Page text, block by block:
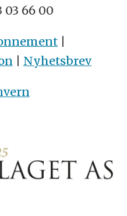
03 66 00
|
| Nyhetsbrev